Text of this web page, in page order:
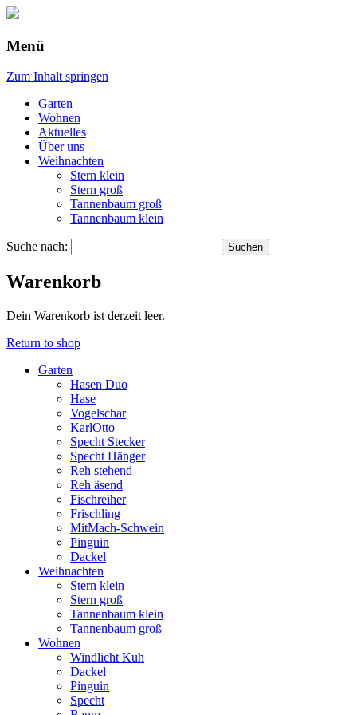
Menü
Zum Inhalt springen
Garten
Wohnen
Aktuelles
Über uns
Weihnachten
Stern klein
Stern groß
Tannenbaum groß
Tannenbaum klein
Suche nach:
Warenkorb
Dein Warenkorb ist derzeit leer.
Return to shop
Garten
Hasen Duo
Hase
Vogelschar
KarlOtto
Specht Stecker
Specht Hänger
Reh stehend
Reh äsend
Fischreiher
Frischling
MitMach-Schwein
Pinguin
Dackel
Weihnachten
Stern klein
Stern groß
Tannenbaum klein
Tannenbaum groß
Wohnen
Windlicht Kuh
Dackel
Pinguin
Specht